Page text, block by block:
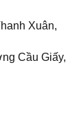
Xuân,
Cầu Giấy,